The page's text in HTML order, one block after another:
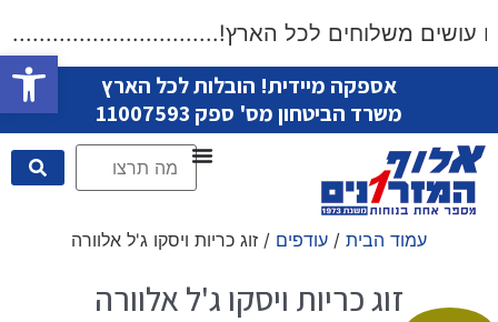
פתח
עושים משלוחים לכל
אספקה מיידית! הובלות לכל הארץ
משרד הביטחון מס' ספק 11007593
עמוד הבית / עודפים / זוג כריות ויסקו ג'ל אלוורה
זוג כריות ויסקו ג'ל אלוורה